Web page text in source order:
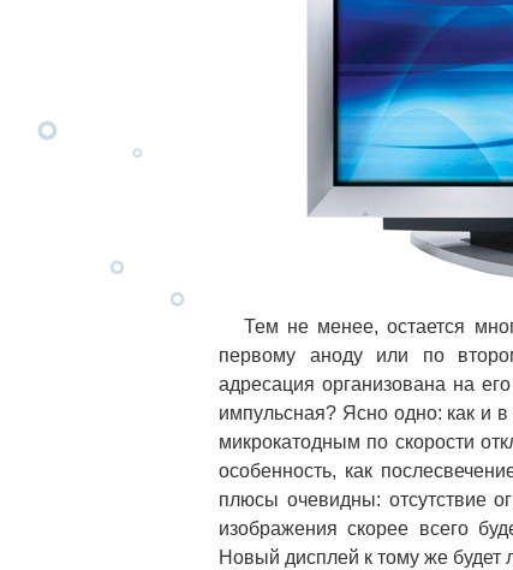
Тем не менее, остается
первому аноду или по
адресация организована на
импульсная? Ясно одно: как и
микрокатодным по скорости
особенность, как
плюсы очевидны: отсутствие
изображения скорее всего
Новый дисплей к тому же будет